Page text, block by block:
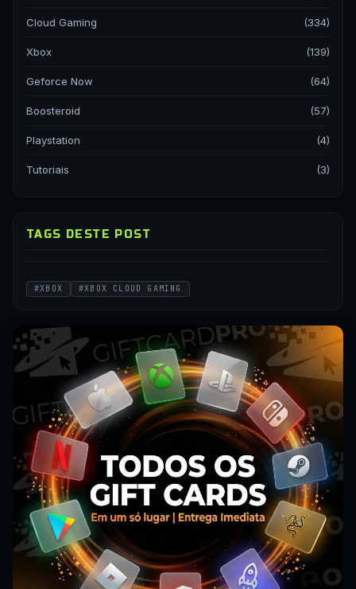
Cloud Gaming (334)
Xbox (139)
Geforce Now (64)
Boosteroid (57)
Playstation (4)
Tutoriais (3)
TAGS DESTE POST
#XBOX #XBOX CLOUD GAMING